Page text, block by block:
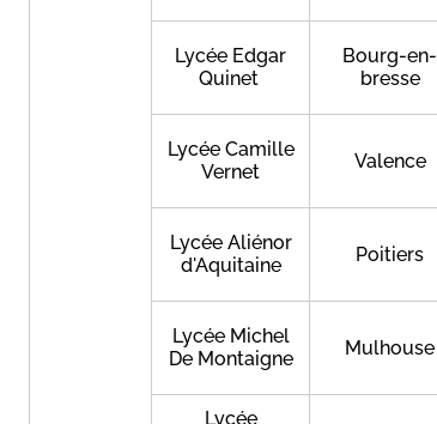
Lycée Edgar
Quinet
Bourg-en-
bresse
Lycée Camille
Vernet
Valence
Lycée Aliénor
d'Aquitaine
Poitiers
Lycée Michel
De Montaigne
Mulhouse
Lycée